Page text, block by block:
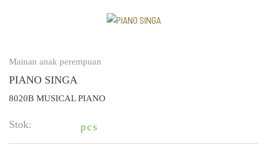
Mainan anak perempuan
PIANO SINGA
8020B MUSICAL PIANO
Stok: pcs